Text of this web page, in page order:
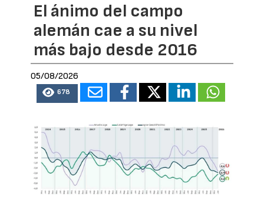
El ánimo del campo
alemán cae a su nivel
más bajo desde 2016
05/08/2026
678